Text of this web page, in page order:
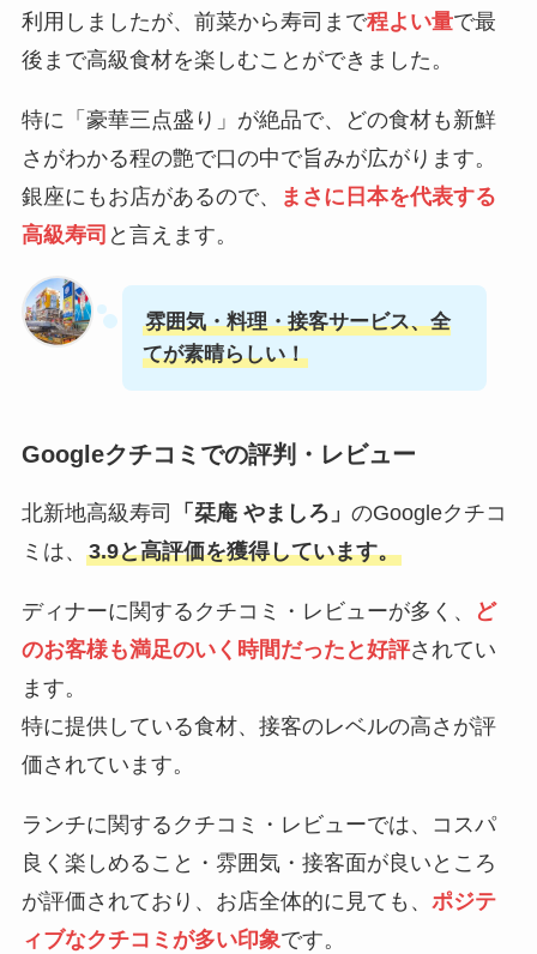
利用しましたが、前菜から寿司まで程よい量で最
後まで高級食材を楽しむことができました。
特に「豪華三点盛り」が絶品で、どの食材も新鮮
さがわかる程の艶で口の中で旨みが広がります。
銀座にもお店があるので、
まさに日本を代表する
高級寿司 と言えます。
雰囲気・料理・接客サービス、全
てが素晴らしい！
Googleクチコミでの評判・レビュー
北新地高級寿司 「栞庵 やましろ」 のGoogleクチコ
ミは、 3.9と高評価を獲得しています。
ディナーに関するクチコミ・レビューが多く、
ど
のお客様も満足のいく時間だったと好評されてい
ます。
特に提供している食材、接客のレベルの高さが評
価されています。
ランチに関するクチコミ・レビューでは、コスパ
良く楽しめること・雰囲気・接客面が良いところ
が評価されており、お店全体的に見ても、 ポジテ
ィブなクチコミが多い印象です。